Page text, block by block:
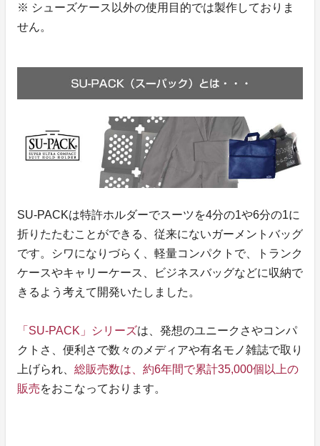
※ シューズケース以外の使用目的では製作しておりま
せん。
SU-PACKは特許ホルダーでスーツを4分の1や6分の1に
折りたたむことができる、従来にないガーメントバッグ
です。シワになりづらく、軽量コンパクトで、トランク
ケースやキャリーケース、ビジネスバッグなどに収納で
きるよう考えて開発いたしました。
「SU-PACK」シリーズは、発想のユニークさやコンパ
クトさ、便利さで数々のメディアや有名モノ雑誌で取り
上げられ、 総販売数は、約6年間で累計35,000個以上の
販売をおこなっております。